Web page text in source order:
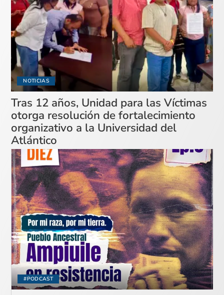
NOTICIAS
Tras 12 años, Unidad para las Víctimas
otorga resolución de fortalecimiento
organizativo a la Universidad del
Atlántico
#PODCAST